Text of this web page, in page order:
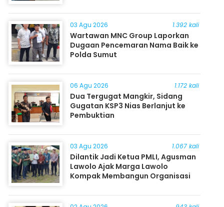
03 Agu 2026 1.392 kali
Wartawan MNC Group Laporkan
Dugaan Pencemaran Nama Baik ke
Polda Sumut
06 Agu 2026 1.172 kali
Dua Tergugat Mangkir, Sidang
Gugatan KSP3 Nias Berlanjut ke
Pembuktian
03 Agu 2026 1.067 kali
Dilantik Jadi Ketua PMLI, Agusman
Lawolo Ajak Marga Lawolo
Kompak Membangun Organisasi